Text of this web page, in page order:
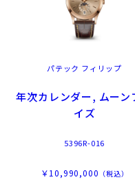
パテック フィリップ
年次カレンダー, ムーン
イズ
5396R-016
￥10,990,000 （税込）